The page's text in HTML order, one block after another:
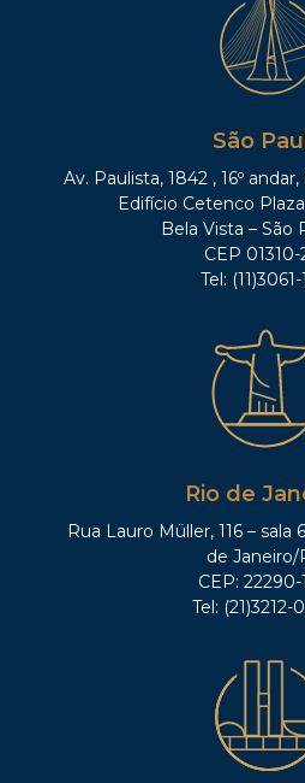
São
Av. Paulista, 1842 , 16º
Edifício Cetenco
Bela Vista – São
CEP
Tel: (11)3061-
Rio de
Rua Lauro Müller, 116 –
de Janeiro/
CEP: 22290-
Tel: (21)3212-